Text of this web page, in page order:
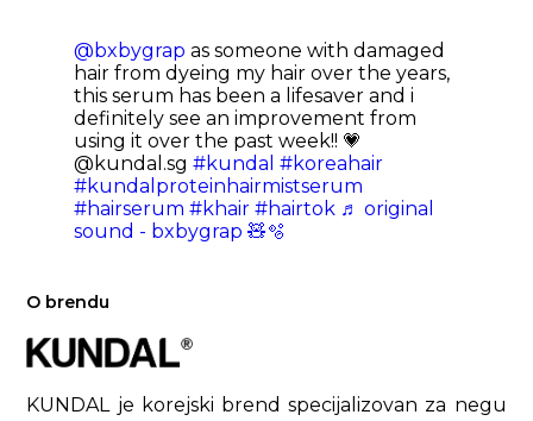
@bxbygrap as someone with damaged
hair from dyeing my hair over the years,
this serum has been a lifesaver and i
definitely see an improvement from
using it over the past week!! 💗
@kundal.sg#kundal #koreahair
#kundalproteinhairmistserum
#hairserum #khair #hairtok ♬ original
sound - bxbygrap 🧸🫧
O brendu
KUNDAL je korejski brend specijalizovan za negu